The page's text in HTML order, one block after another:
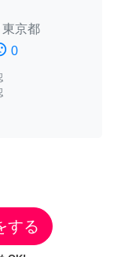
東京都
0
する